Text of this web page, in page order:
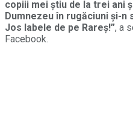
copiii mei știu de la trei ani
Dumnezeu în rugăciuni și-n
Jos labele de pe Rareș!”, a
Facebook.